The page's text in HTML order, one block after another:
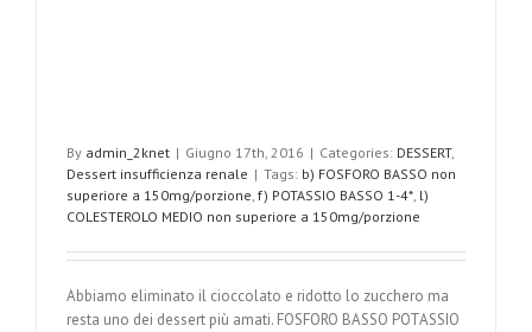
By admin_2knet | Giugno 17th, 2016 | Categories: DESSERT,
Dessert insufficienza renale | Tags: b) FOSFORO BASSO non
superiore a 150mg/porzione, f) POTASSIO BASSO 1-4*, l)
COLESTEROLO MEDIO non superiore a 150mg/porzione
Abbiamo eliminato il cioccolato e ridotto lo zucchero ma
resta uno dei dessert più amati. FOSFORO BASSO POTASSIO